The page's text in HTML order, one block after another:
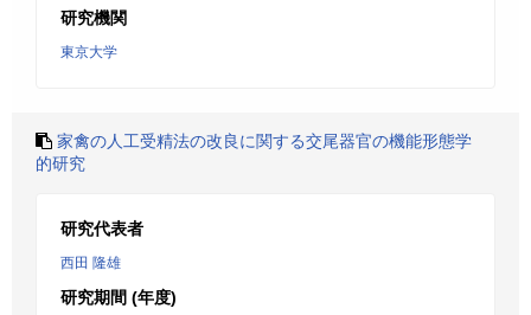
研究機関
東京大学
家禽の人工受精法の改良に関する交尾器官の機能形態学
的研究
研究代表者
西田 隆雄
研究期間 (年度)